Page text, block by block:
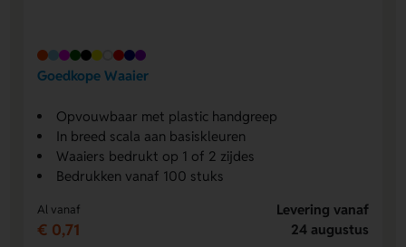
Goedkope Waaier
Opvouwbaar met plastic handgreep
In breed scala aan basiskleuren
Waaiers bedrukt op 1 of 2 zijdes
Bedrukken vanaf 100 stuks
Al vanaf
€ 0,71
Levering vanaf
24 augustus